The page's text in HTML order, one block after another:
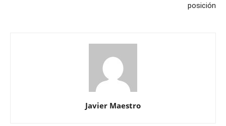
posición
Javier Maestro